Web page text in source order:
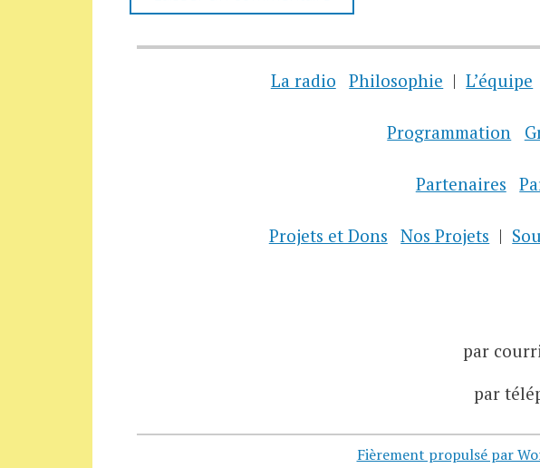
La radio Philosophie L’équipe
Programmation
Partenaires
Projets et Dons Nos Projets
par
par
Fièrement propulsé par